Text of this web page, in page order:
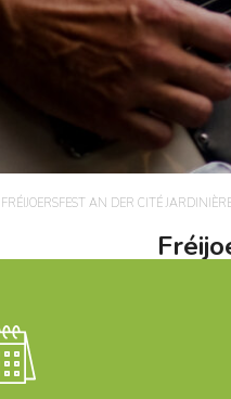
FRÉIJOERSFEST AN DER CITÉ